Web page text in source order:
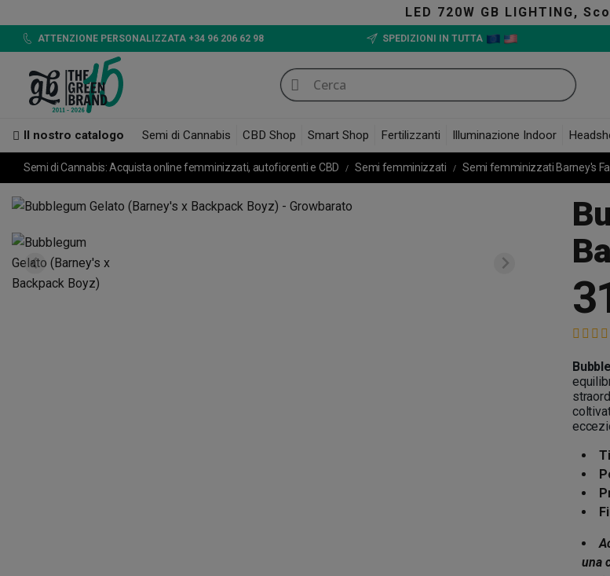
LED 720W GB LIGHTING, Scoprilo!
ATTENZIONE PERSONALIZZATA +34 96 206 62 98 SPEDIZIONI IN TUTTA
Il nostro catalogo Semi di Cannabis CBD Shop Smart Shop Fertilizzanti Illuminazione Indoor
Semi di Cannabis: Acquista online femminizzati, autofiorenti e CBD Semi femminizzati Semi femminizzati Barney's
una